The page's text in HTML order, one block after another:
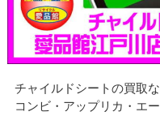
チャイルドシートの買取
コンビ・アップリカ・エ